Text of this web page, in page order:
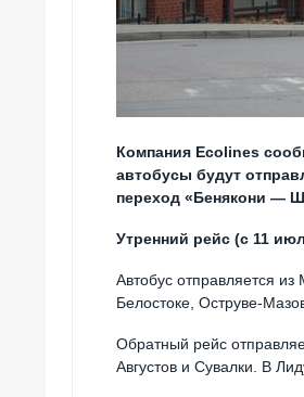
Компания Ecolines
автобусы будут
переход «Бенякони —
Утренний рейс (с 11
Автобус отправляется
Белостоке, Оструве-
Обратный рейс
Августов и Сувалки. В